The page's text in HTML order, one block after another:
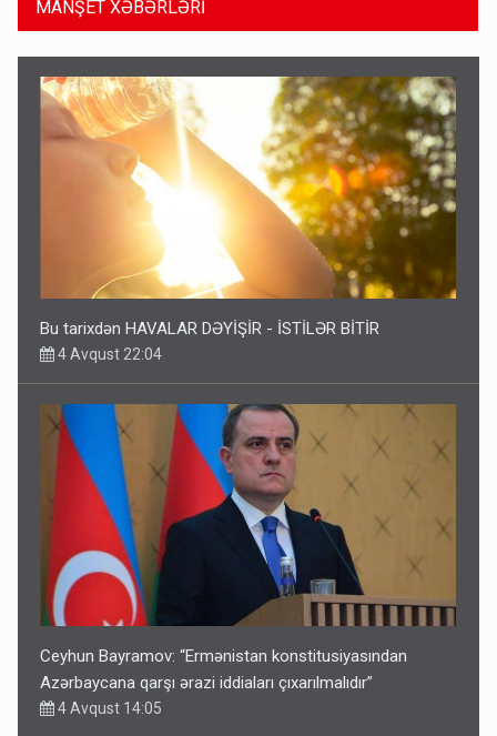
MANŞET XƏBƏRLƏRİ
Bu tarixdən HAVALAR DƏYİŞİR - İSTİLƏR BİTİR
4 Avqust 22:04
Ceyhun Bayramov: “Ermənistan konstitusiyasından
Azərbaycana qarşı ərazi iddiaları çıxarılmalıdır”
4 Avqust 14:05